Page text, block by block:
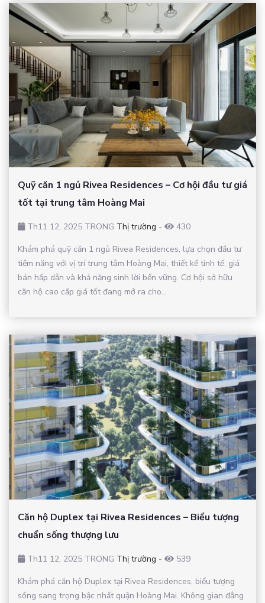
Quỹ căn 1 ngủ Rivea Residences – Cơ hội đầu tư giá
tốt tại trung tâm Hoàng Mai
Th11 12, 2025 TRONG Thị trường -
430
Khám phá quỹ căn 1 ngủ Rivea Residences, lựa chọn đầu tư
tiềm năng với vị trí trung tâm Hoàng Mai, thiết kế tinh tế, giá
bán hấp dẫn và khả năng sinh lời bền vững. Cơ hội sở hữu
căn hộ cao cấp giá tốt đang mở ra cho...
Căn hộ Duplex tại Rivea Residences – Biểu tượng
chuẩn sống thượng lưu
Th11 12, 2025 TRONG Thị trường -
539
Khám phá căn hộ Duplex tại Rivea Residences, biểu tượng
sống sang trọng bậc nhất quận Hoàng Mai. Không gian đẳng